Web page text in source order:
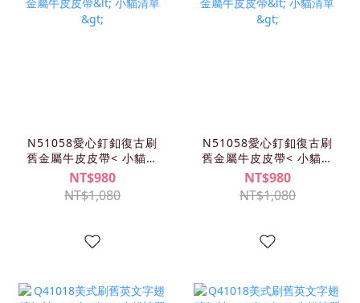
N51058愛心釘釦復古刷
舊金屬牛皮皮帶< 小貓清
單>
NT$980
NT$1,080
N51058愛心釘釦復古刷
舊金屬牛皮皮帶< 小貓清
單>
NT$980
NT$1,080